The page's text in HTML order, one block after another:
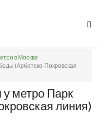
в Москве
(Арбатско-Покровская
метро Парк
линия)